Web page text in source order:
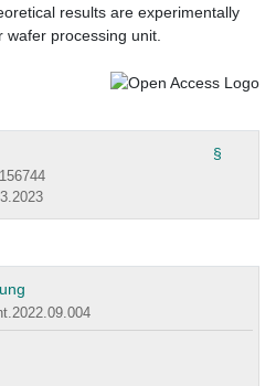
results are experimentally
processing unit.
§